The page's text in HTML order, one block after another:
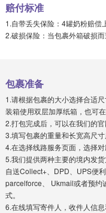
赔付标准
1.自带丢失保险：4罐奶粉赔偿
2.破损保险：当包裹外箱破损
包裹准备
1.请根据包裹的大小选择合适
装箱使用双层加厚纸箱，也可
2.打包完成后，可以在我们的官
3.填写包裹的重量和长宽高尺
4.在选择线路服务页面，选择对
5.我们提供两种主要的境内发
自送Collect+、DPD、UPS便
parcelforce、 Ukmail或者预约
式。
6.在线填写寄件人，收件人信息